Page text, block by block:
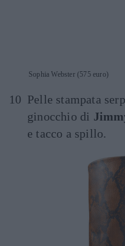
Sophia Webster (575 euro)
Pelle stampata
ginocchio di
e tacco a spillo.